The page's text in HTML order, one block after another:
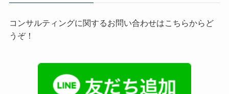
コンサルティングに関するお問い合わせはこちらからど
うぞ！